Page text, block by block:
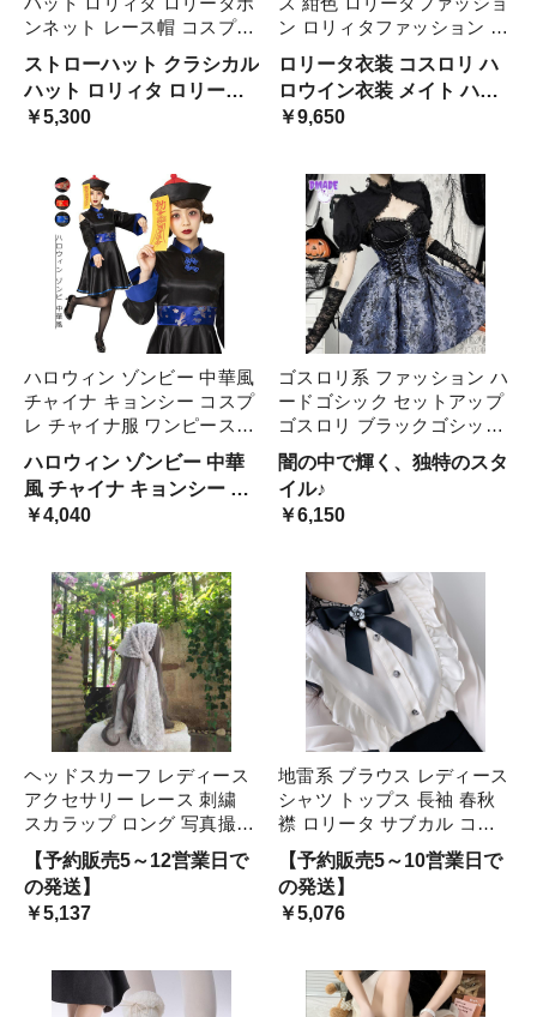
ンネット レース帽 コスプレ
女の子 帽子 ヘアアクセサリ
ー ヘッドドレス 茶話会
lolitaパーティー 麦わら 甘ロ
リ 可愛い レー 森ガール
ストローハット クラシカル
ハット ロリィタ ロリータ
ボンネット レース帽 コス
セサリー ヘッドドレス 蝶
結び 花柄 髪飾り 大量注文
にも対応しています。
￥5,300
ン ロリィタファッション 半
袖 クラシカル ゴシック 大
人 ふわふわ レース レディ
ース ハロウイン 仮装 本格
お姫様 甘ロリータ コスプレ
ロリータ衣装 コスロリ ハ
ロウイン衣装 メイト ハロ
ウィン レディース
￥9,650
ハロウィン ゾンビー 中華風
チャイナ キョンシー コスプ
レ チャイナ服 ワンピース
ジャンパースカート 可愛い
かわいい 学園祭 文化祭
bi216zezet2 仮装
ハロウィン ゾンビー 中華
風 チャイナ キョンシー コ
スプレ チャイナ服 ワンピ
います
￥4,040
ゴスロリ系 ファッション ハ
ードゴシック セットアップ
ゴスロリ ブラックゴシック
服 レディースダンス衣装 ハ
ロウィン衣装 ロリータ キャ
ミソールスカート レディー
ス バンド風 ハロウ セクシ
闇の中で輝く、独特のスタ
イル♪
￥6,150
ヘッドスカーフ レディース
アクセサリー レース 刺繍
スカラップ ロング 写真撮影
レトロ カントリー ロリータ
白 プレゼント おしゃれ
【予約販売5～12営業日で
の発送】
￥5,137
地雷系 ブラウス レディース
シャツ トップス 長袖 春秋
襟 ロリータ サブカル コス
プレ 撮影 休日 きれいめ リ
ボン 花 フリル レース ボタ
ン 黒 赤 ピンク 無地
【予約販売5～10営業日で
の発送】
￥5,076